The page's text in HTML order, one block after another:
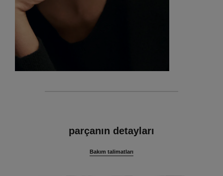
parçanın detayları
Bakım talimatları